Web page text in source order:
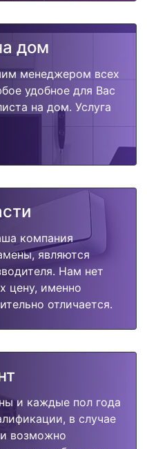
дом
менеджером всех
удобное для Вас
на дом. Услуга
компания
являются
Нам нет
цену, именно
отличается.
и каждые пол года
в случае
возможно